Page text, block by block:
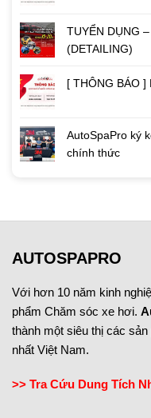
TUYỂN DỤNG
(DETAILING)
[ THÔNG BÁO
AutoSpaPro ký
chính thức
AUTOSPAPRO
Với hơn 10 năm kinh
phẩm Chăm sóc xe hơi.
thành một siêu thị các
nhất Việt Nam.
>> Tra Cứu Dung Tích